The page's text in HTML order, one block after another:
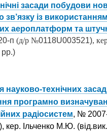
засади побудови
зв’язку із використанням
аероплатформ та
п (д/р №0118U003521),
науково-технічних
програмно
радіосистем, №
Ільченко М.Ю.